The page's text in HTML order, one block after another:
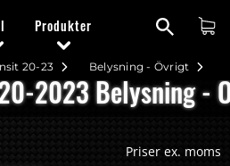
Produkter
Belysning - Övrigt
20-23
2023 Belysning -
Priser ex. moms